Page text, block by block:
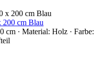
200 cm Blau
cm · Material: Holz · Farbe: